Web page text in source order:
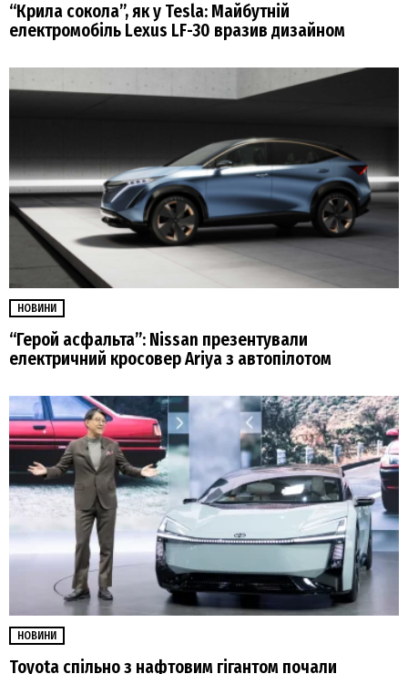
“Крила сокола”, як у Tesla: Майбутній
електромобіль Lexus LF-30 вразив дизайном
НОВИНИ
“Герой асфальта”: Nissan презентували
електричний кросовер Ariya з автопілотом
НОВИНИ
Toyota спільно з нафтовим гігантом почали